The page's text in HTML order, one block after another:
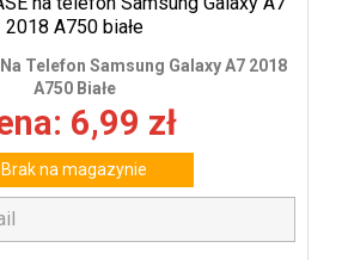
Na Telefon Samsung Galaxy A7 2018
A750 Białe
6,99 zł
Brak na magazynie